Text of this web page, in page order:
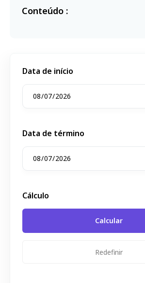
Conteúdo :
Data de início
Data de término
Cálculo
Redefinir